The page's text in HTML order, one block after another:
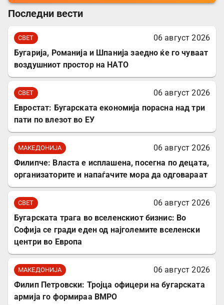
Последни вести
СВЕТ
06 август 2026
Бугарија, Романија и Шпанија заедно ќе го чуваат
воздушниот простор на НАТО
СВЕТ
06 август 2026
Евростат: Бугарската економија порасна над три
пати по влезот во ЕУ
МАКЕДОНИЈА
06 август 2026
Филипче: Власта е исплашена, посегна по децата,
организаторите и напаѓачите мора да одговараат
СВЕТ
06 август 2026
Бугарската трага во вселенскиот бизнис: Во
Софија се гради еден од најголемите вселенски
центри во Европа
МАКЕДОНИЈА
06 август 2026
Филип Петровски: Тројца офицери на бугарската
армија го формираа ВМРО